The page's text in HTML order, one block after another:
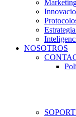
NOSOTROS